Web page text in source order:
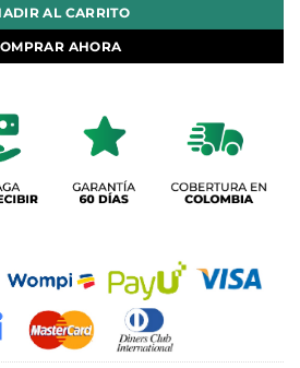
AL CARRITO
AHORA